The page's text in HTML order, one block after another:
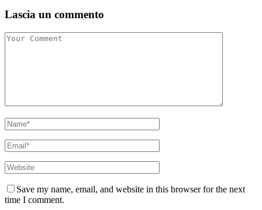
Lascia un commento
Save my name, email, and website in this browser for the next
time I comment.